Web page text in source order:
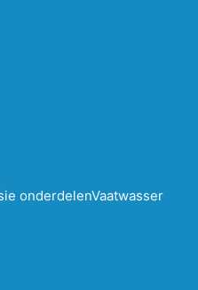
onderdelenVaatwasser